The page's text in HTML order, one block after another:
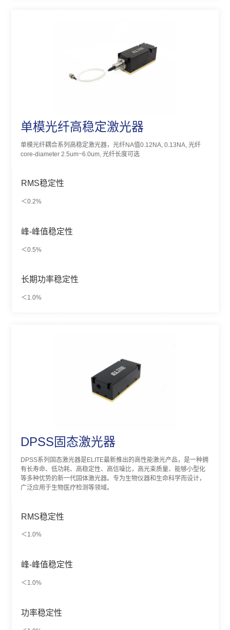
单模光纤高稳定激光器
单模光纤耦合系列高稳定激光器，光纤NA值0.12NA, 0.13NA, 光纤
core-diameter 2.5um~6.0um, 光纤长度可选
RMS稳定性
＜0.2%
峰-峰值稳定性
＜0.5%
长期功率稳定性
＜1.0%
DPSS固态激光器
DPSS系列固态激光器是ELITE最新推出的高性能激光产品，是一种拥
有长寿命、低功耗、高稳定性、高信噪比，高光束质量、能够小型化
等多种优势的新一代固体激光器。专为生物仪器和生命科学而设计，
广泛应用于生物医疗检测等领域。
RMS稳定性
＜1.0%
峰-峰值稳定性
＜1.0%
功率稳定性